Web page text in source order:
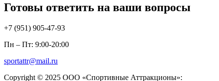
Готовы ответить на ваши вопросы
+7 (951) 905-47-93
Пн – Пт: 9:00-20:00
sportattr@mail.ru
Copyright © 2025 ООО «Спортивные Аттракционы»: